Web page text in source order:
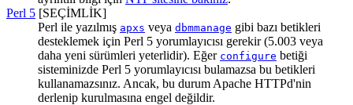
Perl 5 [SEÇİMLİK]
Perl ile yazılmış apxs veya dbmmanage gibi bazı betikleri
desteklemek için Perl 5 yorumlayıcısı gerekir (5.003 veya
daha yeni sürümleri yeterlidir). Eğer configure betiği
sisteminizde Perl 5 yorumlayıcısı bulamazsa bu betikleri
kullanamazsınız. Ancak, bu durum Apache HTTPd'nin
derlenip kurulmasına engel değildir.